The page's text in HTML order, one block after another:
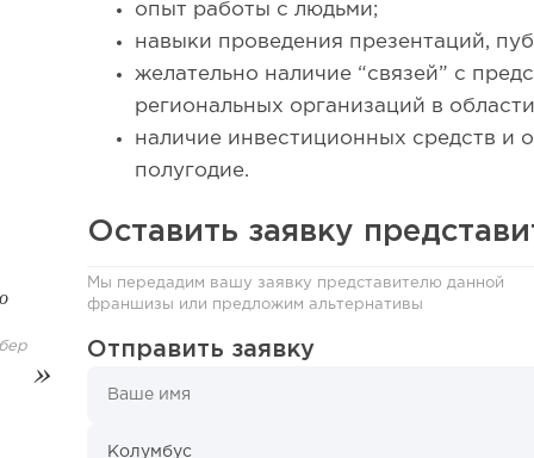
опыт работы с людьми;
навыки проведения презентаций,
желательно наличие “связей” с
региональных организаций в
наличие инвестиционных средств и
полугодие.
Оставить заявку
Мы передадим вашу заявку представителю данной
франшизы или предложим альтернативы
Отправить заявку